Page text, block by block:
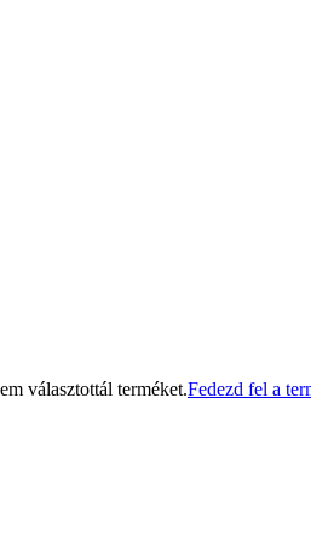
választottál terméket.Fedezd fel a